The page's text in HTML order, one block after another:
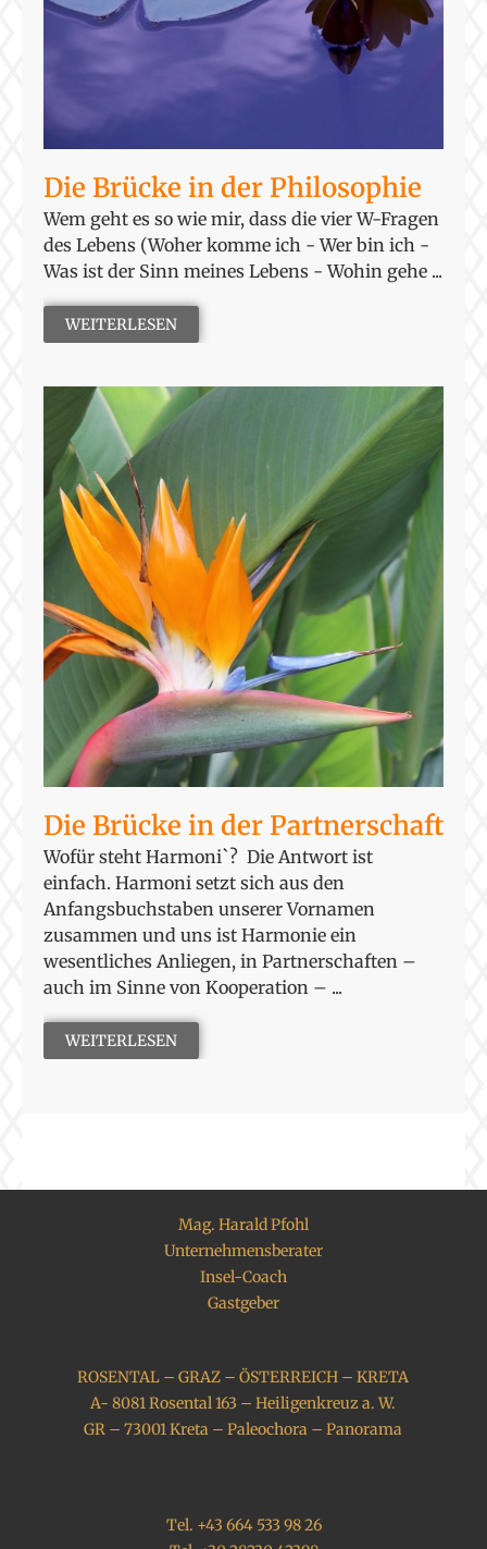
Die Brücke in der Philosophie
Wem geht es so wie mir, dass die vier W-Fragen
des Lebens (Woher komme ich - Wer bin ich -
Was ist der Sinn meines Lebens - Wohin gehe ...
WEITERLESEN
Die Brücke in der Partnerschaft
Wofür steht Harmoni`? Die Antwort ist
einfach. Harmoni setzt sich aus den
Anfangsbuchstaben unserer Vornamen
zusammen und uns ist Harmonie ein
wesentliches Anliegen, in Partnerschaften –
auch im Sinne von Kooperation – ...
WEITERLESEN
Mag. Harald Pfohl
Unternehmensberater
Insel-Coach
Gastgeber
ROSENTAL – GRAZ – ÖSTERREICH – KRETA
A- 8081 Rosental 163 – Heiligenkreuz a. W.
GR – 73001 Kreta – Paleochora – Panorama
Tel. +43 664 533 98 26